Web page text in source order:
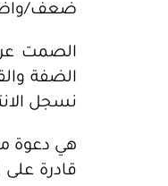
ضعف/
الصمت عن
الضفة
نسجل
هي دعوة
قادرة